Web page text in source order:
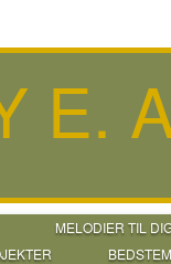
E.
MELODIER TIL